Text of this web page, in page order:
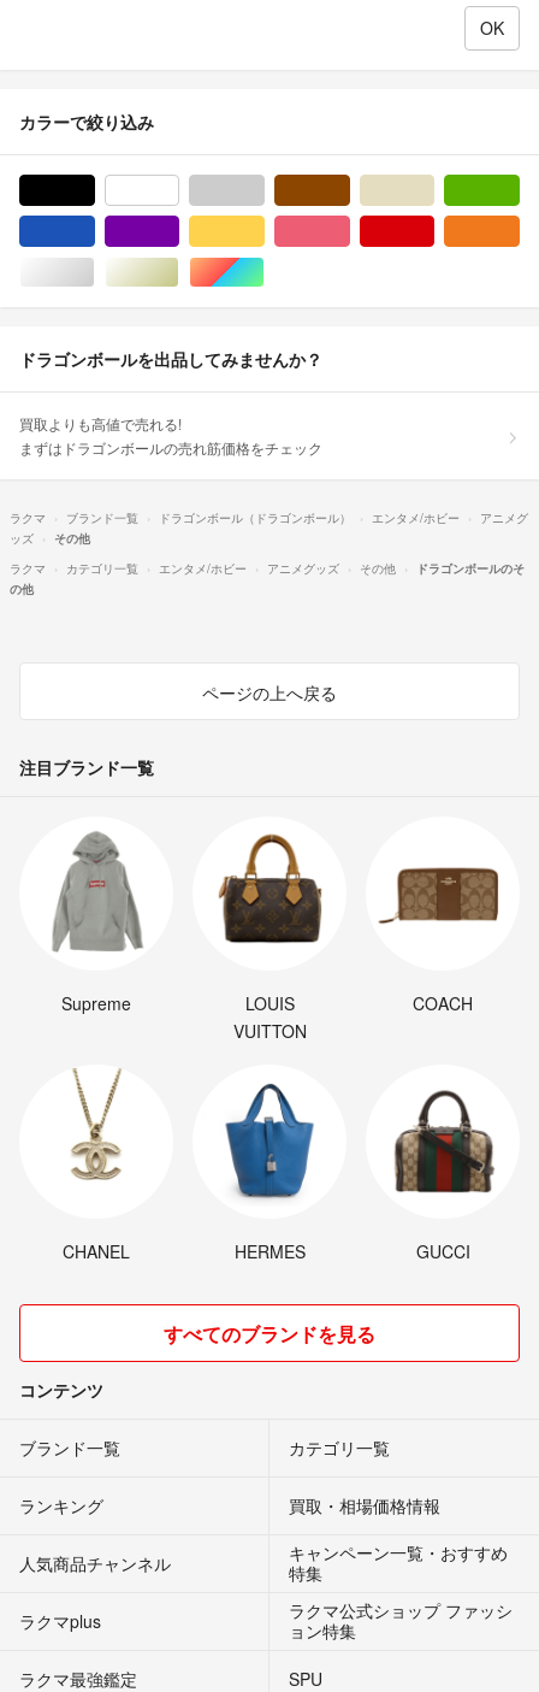
カラーで絞り込み
シルバー/銀色系ゴールド/金色系マルチカラー
ドラゴンボールを出品してみませんか？
買取よりも高値で売れる!
まずはドラゴンボールの売れ筋価格をチェック
ラクマ ブランド一覧 ドラゴンボール（ドラゴンボール） エンタメ/ホビー
アニメグ
ッズ
その他
ラクマ
カテゴリ一覧 エンタメ/ホビー アニメグッズ その他
ドラゴンボールのそ
の他
ページの上へ戻る
注目ブランド一覧
Supreme
LOUIS
VUITTON
COACH
CHANEL HERMES GUCCI
すべてのブランドを見る
コンテンツ
ブランド一覧 カテゴリ一覧
ランキング 買取・相場価格情報
人気商品チャンネル
キャンペーン一覧・おすすめ
特集
ラクマplus
ラクマ公式ショップ ファッシ
ョン特集
ラクマ最強鑑定
SPU